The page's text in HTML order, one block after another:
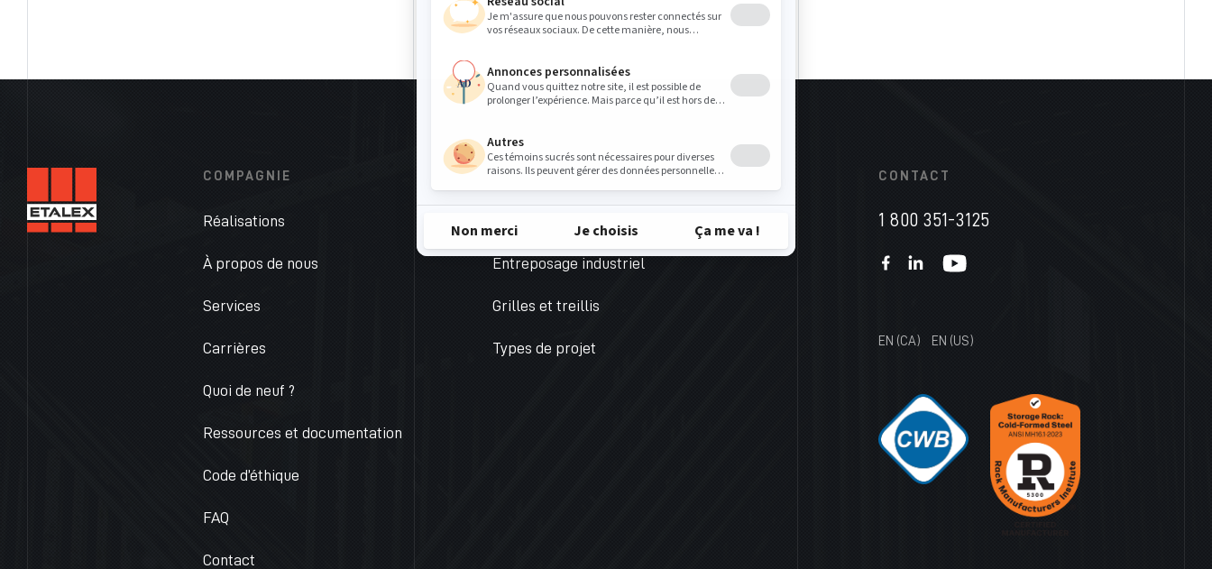
COMPAGNIE
Réalisations
À propos de nous
Services
Carrières
Quoi de neuf ?
Ressources et documentation
Code d’éthique
FAQ
Contact
PRODUITS
Entreposage industriel
Grilles et treillis
Types de projet
CONTACT
1 800 351-3125
EN (CA) EN (US)